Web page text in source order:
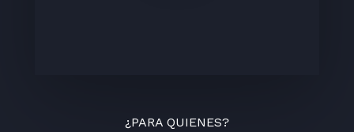
¿PARA QUIENES?